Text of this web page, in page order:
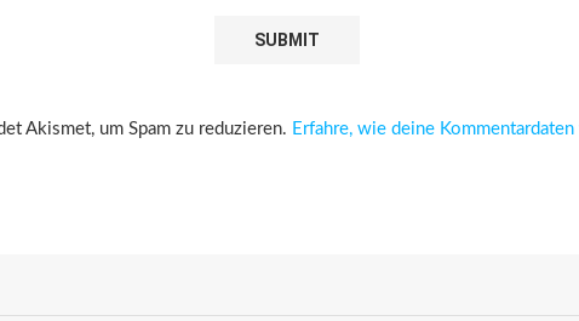
Akismet, um Spam zu reduzieren. Erfahre, wie deine